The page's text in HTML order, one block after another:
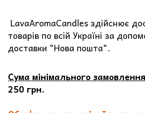
LavaAromaCandles здійснює
товарів по всій Україні за
доставки "Нова пошта".
Сума мінімального
250 грн.